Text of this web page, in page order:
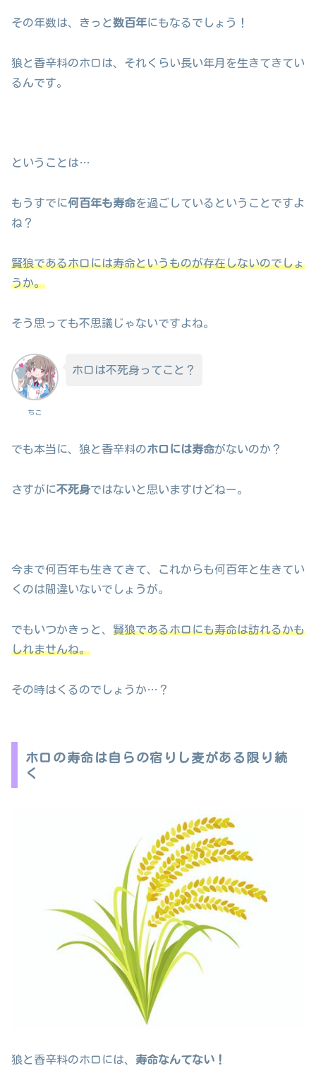
その年数は、きっと数百年にもなるでしょう！
狼と香辛料のホロは、それくらい長い年月を生きてきてい
るんです。
ということは…
もうすでに何百年も寿命を過ごしているということですよ
ね？
賢狼であるホロには寿命というものが存在しないのでしょ
うか。
そう思っても不思議じゃないですよね。
ちこ
ホロは不死身ってこと？
でも本当に、狼と香辛料のホロには寿命がないのか？
さすがに不死身ではないと思いますけどねー。
今まで何百年も生きてきて、これからも何百年と生きてい
くのは間違いないでしょうが。
でもいつかきっと、 賢狼であるホロにも寿命は訪れるかも
しれませんね。
その時はくるのでしょうか…？
ホロの寿命は自らの宿りし麦がある限り続
く
狼と香辛料のホロには、 寿命なんてない！